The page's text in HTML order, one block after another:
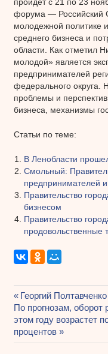
форума — Российский
молодежной политике
среднего бизнеса и
области. Как отметил
молодой» является
предпринимателей
федерального округа.
проблемы и
бизнеса, механизмы
Статьи по теме:
В Ленобласти
Смольный:
предпринимателей
Правительство
бизнесом
Правительство
продовольственные
Навигация
по
записям
Предыдущая
запись:
Георгий Полтавченко
Следующая
запись:
По прогнозам, оборот
этом году возрастет
процентов